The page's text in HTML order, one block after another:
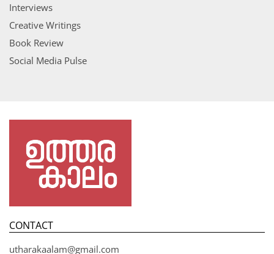
Interviews
Creative Writings
Book Review
Social Media Pulse
CONTACT
utharakaalam@gmail.com